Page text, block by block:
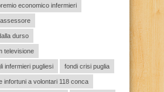
economico infermieri
durso
televisione
infermieri pugliesi fondi crisi puglia
infortuni a volontari 118 conca